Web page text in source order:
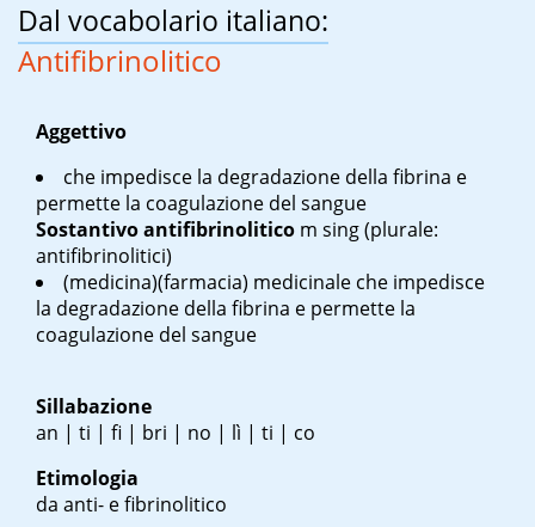
Dal vocabolario italiano:
Antifibrinolitico
Aggettivo
che impedisce la degradazione della fibrina e
permette la coagulazione del sangue
Sostantivoantifibrinolitico m sing(plurale:
antifibrinolitici)
(medicina)(farmacia) medicinale che impedisce
la degradazione della fibrina e permette la
coagulazione del sangue
Sillabazione
an | ti | fi | bri | no | lì | ti | co
Etimologia
da anti- e fibrinolitico